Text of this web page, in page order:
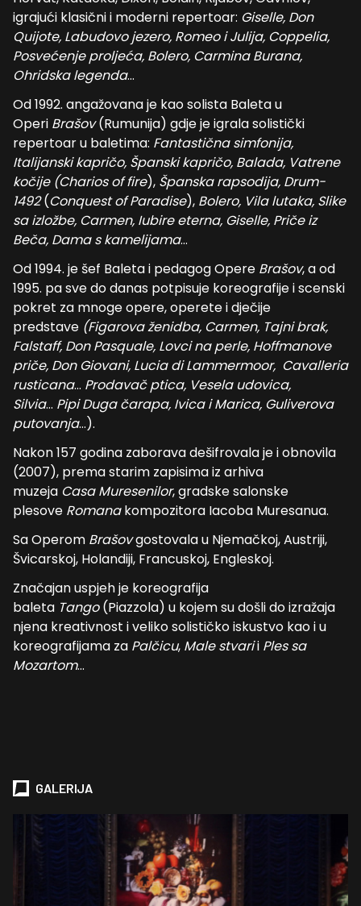
igrajući klasični i moderni repertoar: Giselle, Don
Quijote, Labudovo jezero, Romeo i Julija, Coppelia,
Posvećenje proljeća, Bolero, Carmina Burana,
Ohridska legenda…
Od 1992. angažovana je kao solista Baleta u
Operi Brašov(Rumunija) gdje je igrala solistički
repertoar u baletima: Fantastična simfonija,
Italijanski kapričo, Španski kapričo, Balada, Vatrene
kočije (Charios of fire), Španska rapsodija, Drum-
1492(Conquest of Paradise), Bolero, Vila lutaka, Slike
sa izložbe, Carmen, Iubire eterna, Giselle, Priče iz
Beča, Dama s kamelijama…
Od 1994. je šef Baleta i pedagog Opere Brašov, a od
1995. pa sve do danas potpisuje koreografije i scenski
pokret za mnoge opere, operete i dječije
predstave (Figarova ženidba, Carmen, Tajni brak,
Falstaff, Don Pasquale, Lovci na perle, Hoffmanove
priče, Don Giovani, Lucia di Lammermoor, Cavalleria
rusticana… Prodavač ptica, Vesela udovica,
Silvia… Pipi Duga čarapa, Ivica i Marica, Guliverova
putovanja…).
Nakon 157 godina zaborava dešifrovala je i obnovila
(2007), prema starim zapisima iz arhiva
muzeja Casa Muresenilor, gradske salonske
plesove Romanakompozitora Iacoba Muresanua.
Sa Operom Brašovgostovala u Njemačkoj, Austriji,
Švicarskoj, Holandiji, Francuskoj, Engleskoj.
Značajan uspjeh je koreografija
baleta Tango(Piazzola) u kojem su došli do izražaja
njena kreativnost i veliko solističko iskustvo kao i u
koreografijama za Palčicu, Male stvarii Ples sa
Mozartom…
GALERIJA